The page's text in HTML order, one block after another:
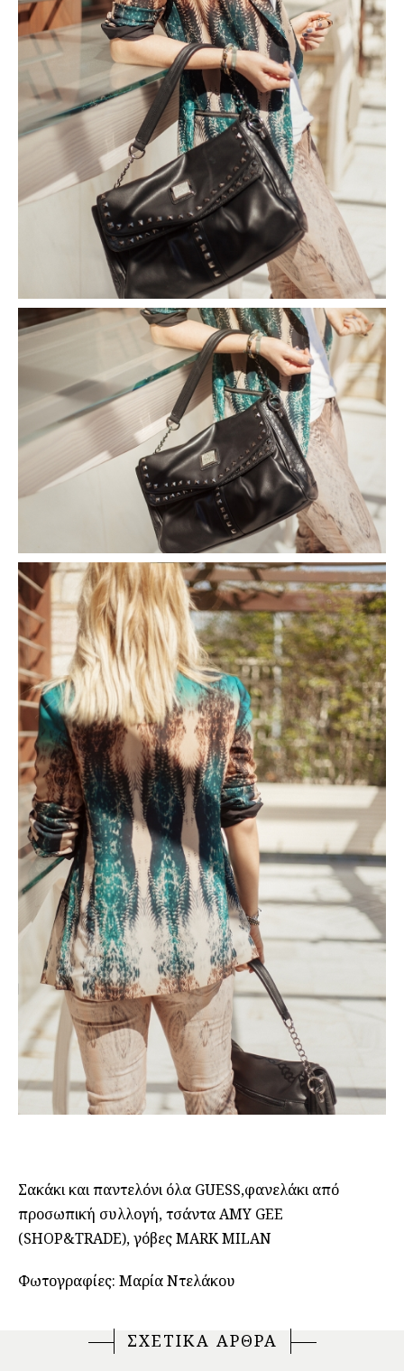
Σακάκι και παντελόνι όλα GUESS,φανελάκι από
προσωπική συλλογή, τσάντα AMY GEE
(SHOP&TRADE), γόβες MARK MILAN
Φωτογραφίες: Μαρία Ντελάκου
ΣΧΕΤΙΚΑ ΑΡΘΡΑ